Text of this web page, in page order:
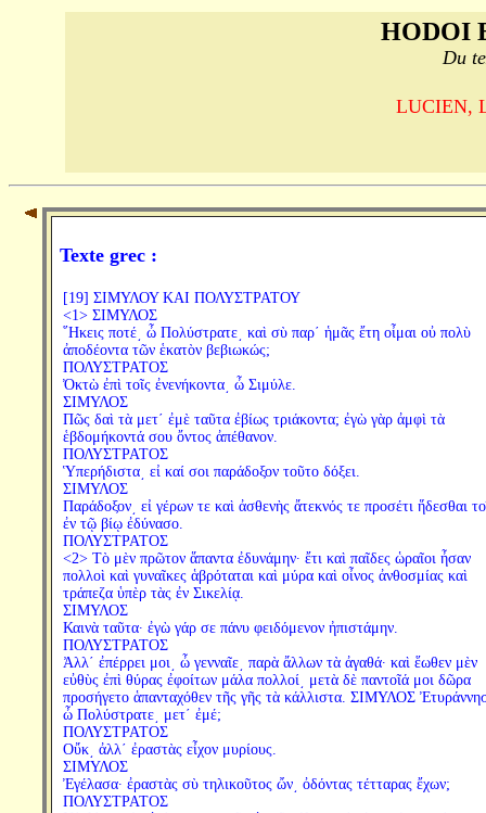
HODOI
Du
LUCIEN,
Texte grec :
[19] ΣΙΜΥΛΟΥ ΚΑΙ ΠΟΛΥΣΤΡΑΤΟΥ
<1> ΣΙΜΥΛΟΣ
῞Ηκεις ποτέ͵ ὦ Πολύστρατε͵ καὶ σὺ παρ΄ ἡμᾶς ἔτη οἶμαι οὐ πολὺ
ἀποδέοντα τῶν ἑκατὸν βεβιωκώς;
ΠΟΛΥΣΤΡΑΤΟΣ
Ὀκτὼ ἐπὶ τοῖς ἐνενήκοντα͵ ὦ Σιμύλε.
ΣΙΜΥΛΟΣ
Πῶς δαὶ τὰ μετ΄ ἐμὲ ταῦτα ἐβίως τριάκοντα; ἐγὼ γὰρ ἀμφὶ τὰ
ἑβδομήκοντά σου ὄντος ἀπέθανον.
ΠΟΛΥΣΤΡΑΤΟΣ
Ὑπερήδιστα͵ εἰ καί σοι παράδοξον τοῦτο δόξει.
ΣΙΜΥΛΟΣ
Παράδοξον͵ εἰ γέρων τε καὶ ἀσθενὴς ἄτεκνός τε προσέτι ἥδεσθαι
ἐν τῷ βίῳ ἐδύνασο.
ΠΟΛΥΣΤΡΑΤΟΣ
<2> Τὸ μὲν πρῶτον ἅπαντα ἐδυνάμην· ἔτι καὶ παῖδες ὡραῖοι ἦσαν
πολλοὶ καὶ γυναῖκες ἁβρόταται καὶ μύρα καὶ οἶνος ἀνθοσμίας καὶ
τράπεζα ὑπὲρ τὰς ἐν Σικελίᾳ.
ΣΙΜΥΛΟΣ
Καινὰ ταῦτα· ἐγὼ γάρ σε πάνυ φειδόμενον ἠπιστάμην.
ΠΟΛΥΣΤΡΑΤΟΣ
Ἀλλ΄ ἐπέρρει μοι͵ ὦ γενναῖε͵ παρὰ ἄλλων τὰ ἀγαθά· καὶ ἕωθεν μὲν
εὐθὺς ἐπὶ θύρας ἐφοίτων μάλα πολλοί͵ μετὰ δὲ παντοῖά μοι δῶρα
προσήγετο ἁπανταχόθεν τῆς γῆς τὰ κάλλιστα. ΣΙΜΥΛΟΣ
ὦ Πολύστρατε͵ μετ΄ ἐμέ;
ΠΟΛΥΣΤΡΑΤΟΣ
Οὔκ͵ ἀλλ΄ ἐραστὰς εἶχον μυρίους.
ΣΙΜΥΛΟΣ
Ἐγέλασα· ἐραστὰς σὺ τηλικοῦτος ὤν͵ ὀδόντας τέτταρας ἔχων;
ΠΟΛΥΣΤΡΑΤΟΣ